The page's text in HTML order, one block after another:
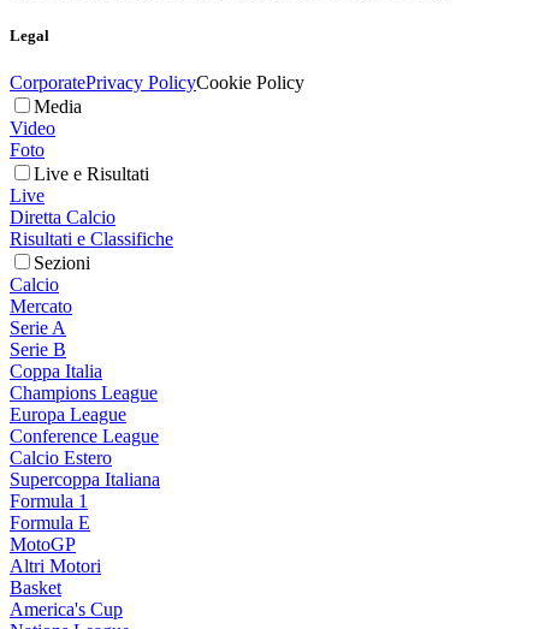
Legal
CorporatePrivacy PolicyCookie Policy
Media
Video
Foto
Live e Risultati
Live
Diretta Calcio
Risultati e Classifiche
Sezioni
Calcio
Mercato
Serie A
Serie B
Coppa Italia
Champions League
Europa League
Conference League
Calcio Estero
Supercoppa Italiana
Formula 1
Formula E
MotoGP
Altri Motori
Basket
America's Cup